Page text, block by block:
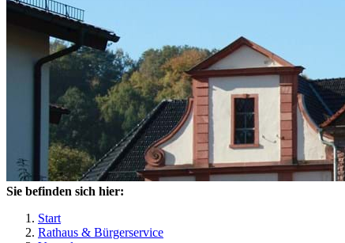
Sie befinden sich hier:
Start
Rathaus & Bürgerservice